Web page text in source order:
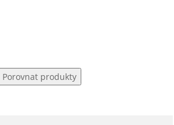
Porovnat produkty